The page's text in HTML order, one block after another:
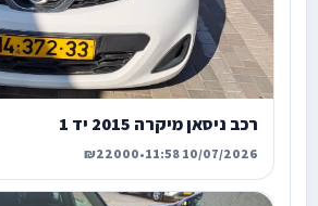
רכב ניסאן מיקרה 2015 יד 1
10/07/2026 11:58
•
₪22000